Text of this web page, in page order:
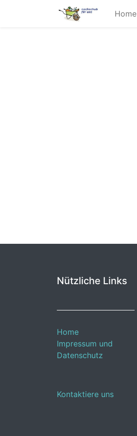
Home
Nützliche Links
Home
Impressum und
Datenschutz
Kontaktiere uns